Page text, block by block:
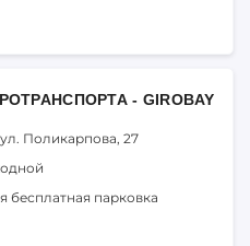
- GIROBAY
ул. Поликарпова, 27
бесплатная парковка